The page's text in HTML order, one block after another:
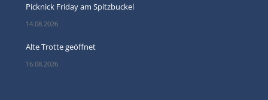
Picknick Friday am Spitzbuckel
14.08.2026
Alte Trotte geöffnet
16.08.2026